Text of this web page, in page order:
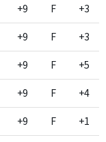
+9 F +3
+9 F +3
+9 F +5
+9 F +4
+9 F +1